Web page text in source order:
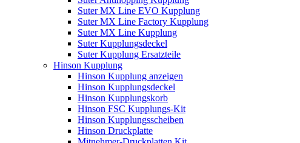
Suter MX Line EVO Kupplung
Suter MX Line Factory Kupplung
Suter MX Line Kupplung
Suter Kupplungsdeckel
Suter Kupplung Ersatzteile
Hinson Kupplung
Hinson Kupplung anzeigen
Hinson Kupplungsdeckel
Hinson Kupplungskorb
Hinson FSC Kupplungs-Kit
Hinson Kupplungsscheiben
Hinson Druckplatte